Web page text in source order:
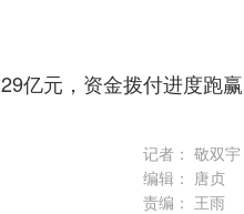
亿元，资金拨付进度跑赢
记者： 敬双宇
编辑： 唐贞
责编： 王雨